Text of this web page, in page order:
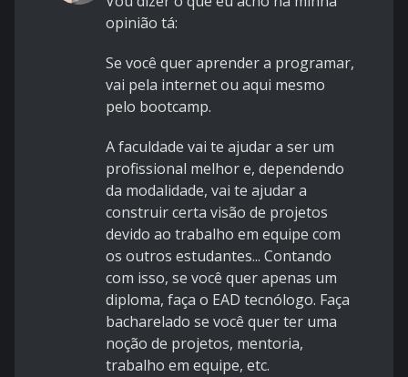
opinião tá:
Se você quer aprender a programar,
vai pela internet ou aqui mesmo
pelo bootcamp.
A faculdade vai te ajudar a ser um
profissional melhor e, dependendo
da modalidade, vai te ajudar a
construir certa visão de projetos
devido ao trabalho em equipe com
os outros estudantes... Contando
com isso, se você quer apenas um
diploma, faça o EAD tecnólogo. Faça
bacharelado se você quer ter uma
noção de projetos, mentoria,
trabalho em equipe, etc.